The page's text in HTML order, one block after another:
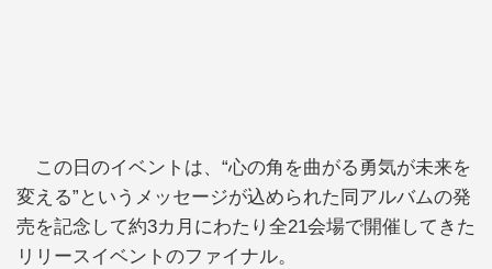
この日のイベントは、“心の角を曲がる勇気が未来を
変える”というメッセージが込められた同アルバムの発
売を記念して約3カ月にわたり全21会場で開催してきた
リリースイベントのファイナル。